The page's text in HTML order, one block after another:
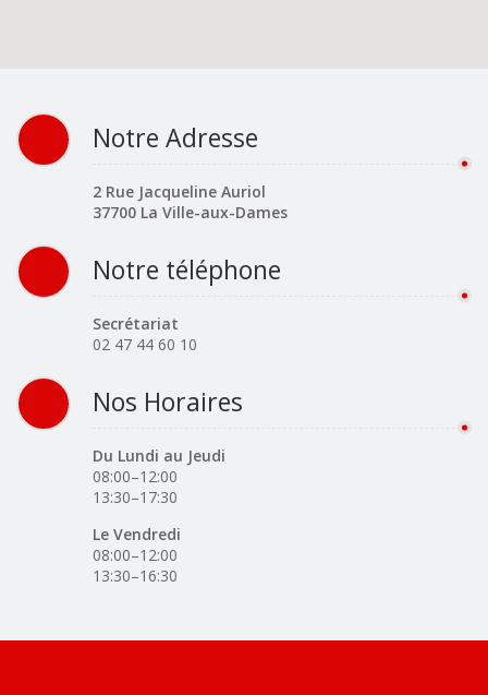
Notre Adresse
2 Rue Jacqueline Auriol
37700 La Ville-aux-Dames
Notre téléphone
Secrétariat
02 47 44 60 10
Nos Horaires
Du Lundi au Jeudi
08:00–12:00
13:30–17:30
Le Vendredi
08:00–12:00
13:30–16:30